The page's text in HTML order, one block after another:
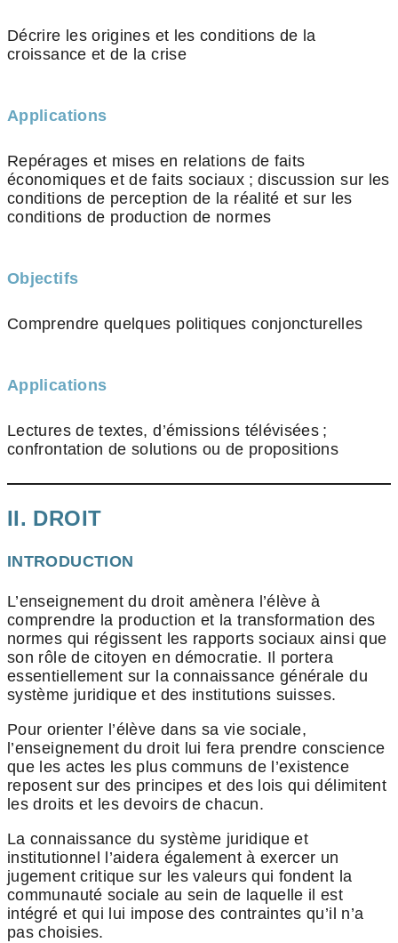
Décrire les origines et les conditions de la
croissance et de la crise
Applications
Repérages et mises en relations de faits
économiques et de faits sociaux ; discussion sur les
conditions de perception de la réalité et sur les
conditions de production de normes
Objectifs
Comprendre quelques politiques conjoncturelles
Applications
Lectures de textes, d’émissions télévisées ;
confrontation de solutions ou de propositions
II. DROIT
INTRODUCTION
L’enseignement du droit amènera l’élève à
comprendre la production et la transformation des
normes qui régissent les rapports sociaux ainsi que
son rôle de citoyen en démocratie. Il portera
essentiellement sur la connaissance générale du
système juridique et des institutions suisses.
Pour orienter l’élève dans sa vie sociale,
l’enseignement du droit lui fera prendre conscience
que les actes les plus communs de l’existence
reposent sur des principes et des lois qui délimitent
les droits et les devoirs de chacun.
La connaissance du système juridique et
institutionnel l’aidera également à exercer un
jugement critique sur les valeurs qui fondent la
communauté sociale au sein de laquelle il est
intégré et qui lui impose des contraintes qu’il n’a
pas choisies.